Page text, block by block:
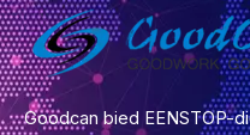
Goodcan bied EENSTOP-